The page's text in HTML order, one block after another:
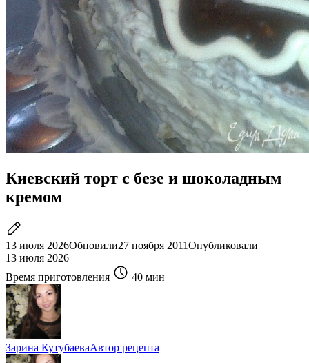
Киевский торт с безе и шоколадным
кремом
13 июля 2026Обновили27 ноября 2011Опубликовали
13 июля 2026
Время приготовления
40 мин
Зарина КутубаеваАвтор рецепта